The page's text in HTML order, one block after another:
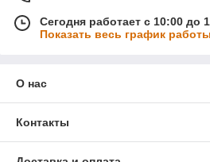
Сегодня работает с 10:00 до
Показать весь график работы
О нас
Контакты